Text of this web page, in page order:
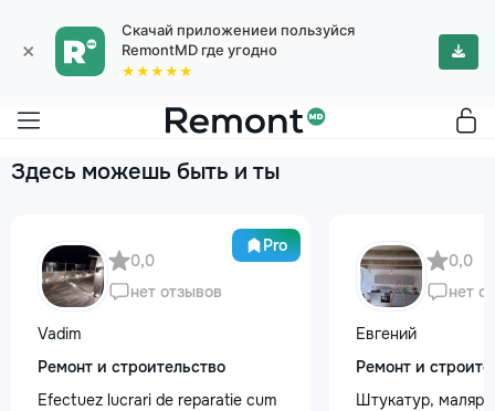
×
Скачай приложениеи пользуйся
RemontMD где угодно
★★★★★
Здесь можешь быть и ты
Pro
0,0
нет отзывов
Vadim
Ремонт и строительство
Efectuez lucrari de reparatie cum
0,0
нет
Евгений
Ремонт и
Штукатур, маляр ,